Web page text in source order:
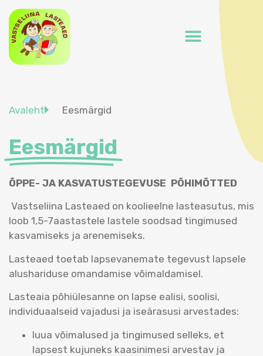
Avaleht Eesmärgid
Eesmärgid
ÕPPE- JA KASVATUSTEGEVUSE PÕHIMÕTTED
Vastseliina Lasteaed on koolieelne lasteasutus, mis
loob 1,5-7aastastele lastele soodsad tingimused
kasvamiseks ja arenemiseks.
Lasteaed toetab lapsevanemate tegevust lapsele
alushariduse omandamise võimaldamisel.
Lasteaia põhiülesanne on lapse ealisi, soolisi,
individuaalseid vajadusi ja iseärasusi arvestades:
luua võimalused ja tingimused selleks, et
lapsest kujuneks kaasinimesi arvestav ja